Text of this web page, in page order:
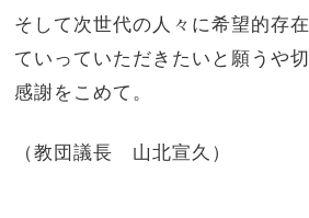
そして次世代の人々に希望的存
ていっていただきたいと願うや
感謝をこめて。
（教団議長 山北宣久）